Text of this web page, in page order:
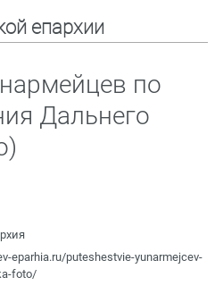
епархии
по
Дальнего
eparhia.ru/puteshestvie-yunarmejcev-
foto/